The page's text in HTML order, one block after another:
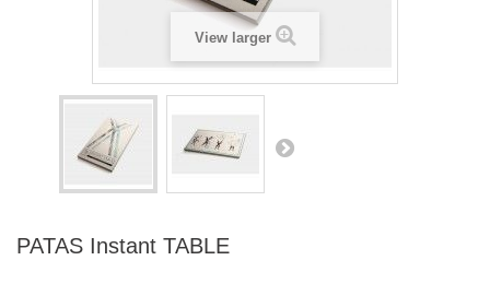
View larger
PATAS Instant TABLE